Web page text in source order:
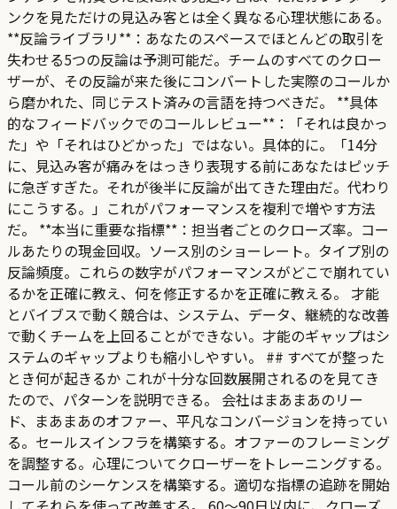
ンクを見ただけの見込み客とは全く異なる心理状態にある。
**反論ライブラリ**：あなたのスペースでほとんどの取引を
失わせる5つの反論は予測可能だ。チームのすべてのクロー
ザーが、その反論が来た後にコンバートした実際のコールか
ら磨かれた、同じテスト済みの言語を持つべきだ。 **具体
的なフィードバックでのコールレビュー**：「それは良かっ
た」や「それはひどかった」ではない。具体的に。「14分
に、見込み客が痛みをはっきり表現する前にあなたはピッチ
に急ぎすぎた。それが後半に反論が出てきた理由だ。代わり
にこうする。」これがパフォーマンスを複利で増やす方法
だ。 **本当に重要な指標**：担当者ごとのクローズ率。コー
ルあたりの現金回収。ソース別のショーレート。タイプ別の
反論頻度。これらの数字がパフォーマンスがどこで崩れてい
るかを正確に教え、何を修正するかを正確に教える。 才能
とバイブスで動く競合は、システム、データ、継続的な改善
で動くチームを上回ることができない。才能のギャップはシ
ステムのギャップよりも縮小しやすい。 ## すべてが整った
とき何が起きるか これが十分な回数展開されるのを見てき
たので、パターンを説明できる。 会社はまあまあのリー
ド、まあまあのオファー、平凡なコンバージョンを持ってい
る。セールスインフラを構築する。オファーのフレーミング
を調整する。心理についてクローザーをトレーニングする。
コール前のシーケンスを構築する。適切な指標の追跡を開始